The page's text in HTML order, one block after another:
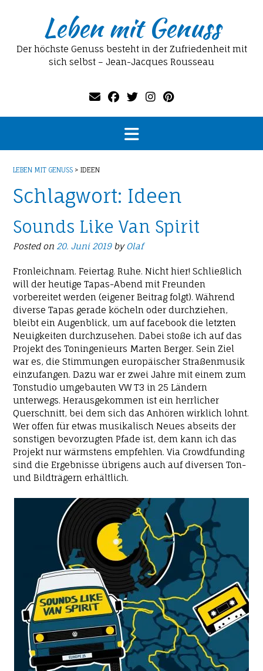
Leben mit Genuss
Der höchste Genuss besteht in der Zufriedenheit mit
sich selbst – Jean-Jacques Rousseau
LEBEN MIT GENUSS > IDEEN
Schlagwort: Ideen
Sounds Like Van Spirit
Posted on 20. Juni 2019by Olaf
Fronleichnam. Feiertag. Ruhe. Nicht hier! Schließlich
will der heutige Tapas-Abend mit Freunden
vorbereitet werden (eigener Beitrag folgt). Während
diverse Tapas gerade köcheln oder durchziehen,
bleibt ein Augenblick, um auf facebook die letzten
Neuigkeiten durchzusehen. Dabei stoße ich auf das
Projekt des Toningenieurs Marten Berger. Sein Ziel
war es, die Stimmungen europäischer Straßenmusik
einzufangen. Dazu war er zwei Jahre mit einem zum
Tonstudio umgebauten VW T3 in 25 Ländern
unterwegs. Herausgekommen ist ein herrlicher
Querschnitt, bei dem sich das Anhören wirklich lohnt.
Wer offen für etwas musikalisch Neues abseits der
sonstigen bevorzugten Pfade ist, dem kann ich das
Projekt nur wärmstens empfehlen. Via Crowdfunding
sind die Ergebnisse übrigens auch auf diversen Ton-
und Bildträgern erhältlich.